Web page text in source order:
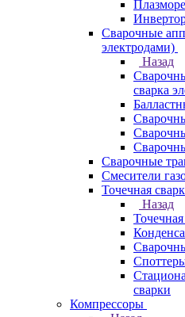
Сварочные
электродами)
Назад
сварка
Сварочные
Смесители
Точечная
Назад
сварки
Компрессоры